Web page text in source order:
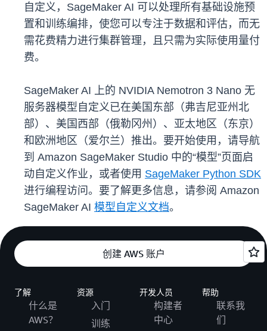
自定义，SageMaker AI 可以处理所有基础设施预
置和训练编排，使您可以专注于数据和评估，而无
需花费精力进行集群管理，且只需为实际使用量付
费。
SageMaker AI 上的 NVIDIA Nemotron 3 Nano 无
服务器模型自定义已在美国东部（弗吉尼亚州北
部）、美国西部（俄勒冈州）、亚太地区（东京）
和欧洲地区（爱尔兰）推出。要开始使用，请导航
到 Amazon SageMaker Studio 中的“模型”页面启
动自定义作业，或者使用 SageMaker Python SDK
进行编程访问。要了解更多信息，请参阅 Amazon
SageMaker AI 模型自定义文档。
创建 AWS 账户
了解
什么是
AWS？
资源
入门
训练
开发人员
构建者
中心
帮助
联系我
们